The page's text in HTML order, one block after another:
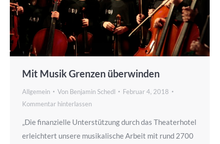
Mit Musik Grenzen überwinden
Allgemein Von Benjamin Schedl
Februar 4, 2018
Kommentar hinterlassen
„Die finanzielle Unterstützung durch das Theaterhotel
erleichtert unsere musikalische Arbeit mit rund 2700